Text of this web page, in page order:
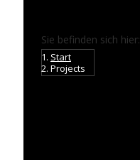
Sie befinden sich hier:
Start
Projects